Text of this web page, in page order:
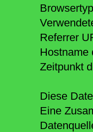
Referrer
Hostname
Zeitpunkt
Diese
Eine